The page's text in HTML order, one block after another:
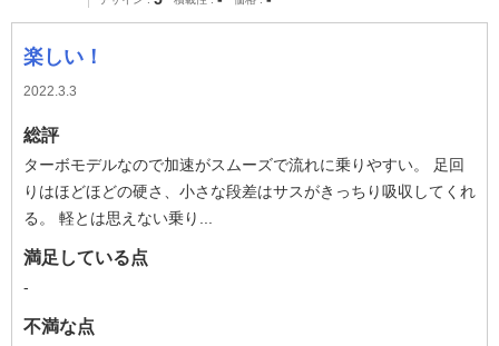
楽しい！
2022.3.3
総評
ターボモデルなので加速がスムーズで流れに乗りやすい。 足回
りはほどほどの硬さ、小さな段差はサスがきっちり吸収してくれ
る。 軽とは思えない乗り...
満足している点
-
不満な点